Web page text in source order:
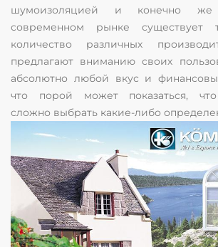
шумоизоляцией и конечно же
современном рынке существует
количество различных
предлагают вниманию своих
абсолютно любой вкус и
что порой может показаться, что
сложно выбрать какие-либо